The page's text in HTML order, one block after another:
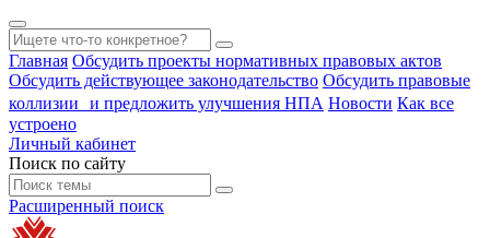
Главная Обсудить проекты нормативных правовых актов
Обсудить действующее законодательство Обсудить правовые
коллизии и предложить улучшения НПА Новости Как все
устроено
Личный кабинет
Поиск по сайту
Расширенный поиск